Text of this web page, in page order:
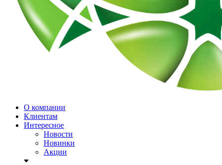
О компании
Клиентам
Интересное
Новости
Новинки
Акции